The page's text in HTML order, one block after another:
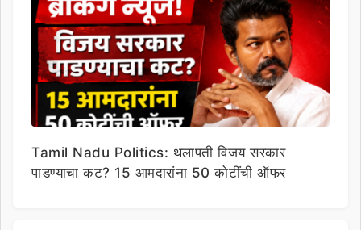
Tamil Nadu Politics: थलापती विजय सरकार
पाडण्याचा कट? 15 आमदारांना 50 कोटींची ऑफर